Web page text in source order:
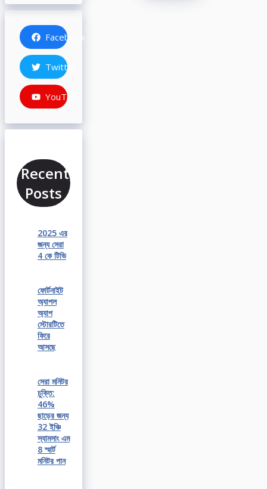
Facebook
Twitter
YouTube
Recent
Posts
2025 এর
জন্য সেরা
4 কে টিভি
ফোর্টনাইট
অ্যাপল
অ্যাপ
স্টোরটিতে
ফিরে
আসছে
সেরা মনিটর
চুক্তি:
46%
ছাড়ের জন্য
32 ইঞ্চি
স্যামসাং এম
8 স্মার্ট
মনিটর পান